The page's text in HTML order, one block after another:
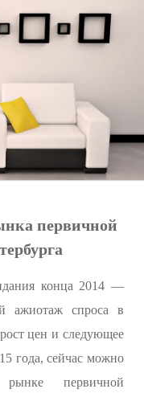
первичной
конца 2014 —
ажиотаж спроса в
цен и следующее
года, сейчас можно
первичной